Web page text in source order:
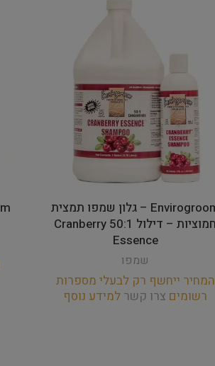
Envirogroom – גלון שמפו תמצית
חמוציות – דילול 50:1 Cranberry
Essence
שמפו
המחיר ייחשף רק לבעלי מספרות
רשומים צרו קשר למידע נוסף